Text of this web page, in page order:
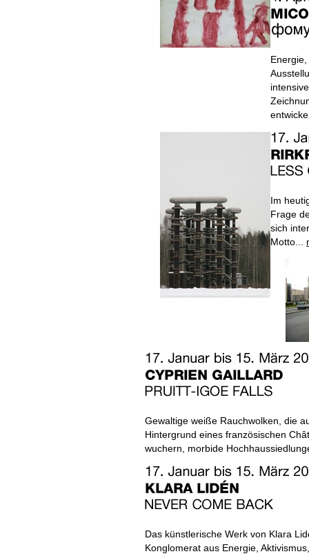
Im
Frage
sich
Motto...
Gewaltige weiße Rauchwolken, die
Hintergrund eines französischen
wuchern, morbide
Das künstlerische Werk von Klara
Konglomerat aus Energie,